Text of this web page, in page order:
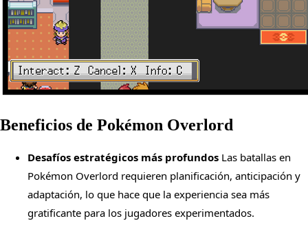
Beneficios de Pokémon Overlord
Desafíos estratégicos más profundos Las batallas en
Pokémon Overlord requieren planificación, anticipación y
adaptación, lo que hace que la experiencia sea más
gratificante para los jugadores experimentados.